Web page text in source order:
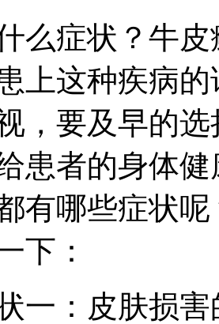
么症状？牛
上这种疾病
，要及早的
患者的身体
有哪些症状
下：
一：皮肤损